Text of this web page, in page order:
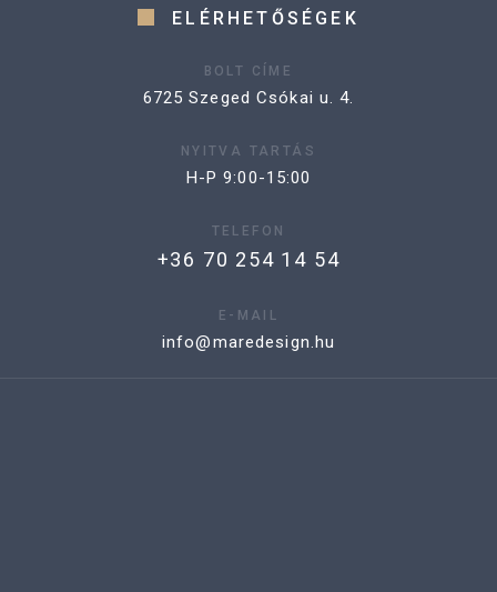
ELÉRHETŐSÉGEK
BOLT CÍME
6725 Szeged Csókai u. 4.
NYITVA TARTÁS
H-P 9:00-15:00
TELEFON
+36 70 254 14 54
E-MAIL
info@maredesign.hu